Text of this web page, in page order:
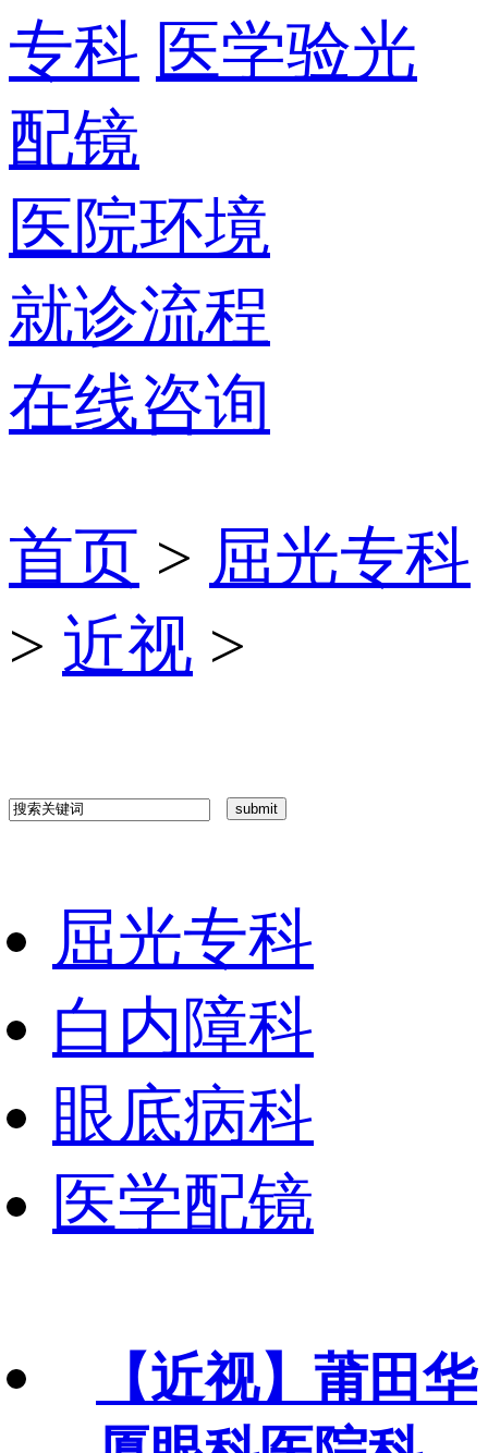
专科 医学验光
配镜
医院环境
就诊流程
在线咨询
首页 > 屈光专科
> 近视 >
屈光专科
白内障科
眼底病科
医学配镜
【近视】 莆田华